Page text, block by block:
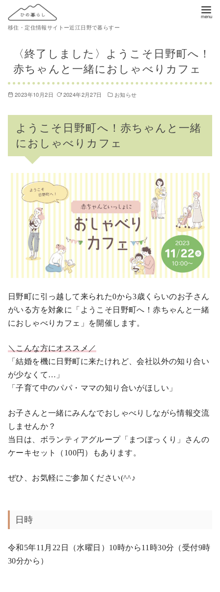
移住・定住情報サイトー近江日野で暮らすー
〈終了しました〉ようこそ日野町へ！
赤ちゃんと一緒におしゃべりカフェ
2023年10月2日 2024年2月27日 お知らせ
ようこそ日野町へ！赤ちゃんと一緒
におしゃべりカフェ
日野町に引っ越して来られた0から3歳くらいのお子さん
がいる方を対象に「ようこそ日野町へ！赤ちゃんと一緒
におしゃべりカフェ」を開催します。
＼こんな方にオススメ／
「結婚を機に日野町に来たけれど、会社以外の知り合い
が少なくて…」
「子育て中のパパ・ママの知り合いがほしい」
お子さんと一緒にみんなでおしゃべりしながら情報交流
しませんか？
当日は、ボランティアグループ「まつぼっくり」さんの
ケーキセット（100円）もあります。
ぜひ、お気軽にご参加ください(^^♪
日時
令和5年11月22日（水曜日）10時から11時30分（受付9時
30分から）